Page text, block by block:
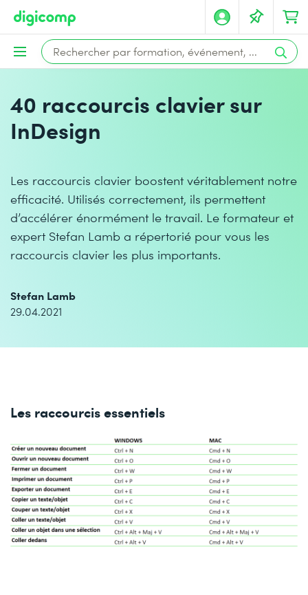
40 raccourcis clavier sur
InDesign
Les raccourcis clavier boostent véritablement notre
efficacité. Utilisés correctement, ils permettent
d’accélérer énormément le travail. Le formateur et
expert Stefan Lamb a répertorié pour vous les
raccourcis clavier les plus importants.
Stefan Lamb
29.04.2021
Les raccourcis essentiels